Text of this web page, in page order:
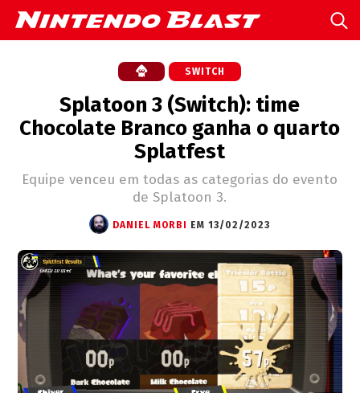
SWITCH
Splatoon 3 (Switch): time
Chocolate Branco ganha o quarto
Splatfest
Equipe venceu em todas as categorias do evento
de Splatoon 3.
DANIEL MORBI EM 13/02/2023